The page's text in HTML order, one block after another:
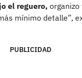
el reguero,
mínimo detalle”,
PUBLICIDAD